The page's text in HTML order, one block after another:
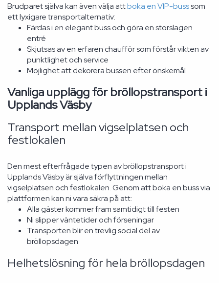
Brudparet själva kan även välja attboka en VIP-busssom
ett lyxigare transportalternativ:
Färdas i en elegant buss och göra en storslagen
entré
Skjutsas av en erfaren chaufför som förstår vikten av
punktlighet och service
Möjlighet att dekorera bussen efter önskemål
Vanliga upplägg för bröllopstransport i
Upplands Väsby
Transport mellan vigselplatsen och
festlokalen
Den mest efterfrågade typen av bröllopstransport i
Upplands Väsby är själva förflyttningen mellan
vigselplatsen och festlokalen. Genom att boka en buss via
plattformen kan ni vara säkra på att:
Alla gäster kommer fram samtidigt till festen
Ni slipper väntetider och förseningar
Transporten blir en trevlig social del av
bröllopsdagen
Helhetslösning för hela bröllopsdagen